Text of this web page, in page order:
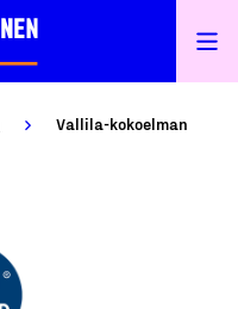
Vallila-kokoelman